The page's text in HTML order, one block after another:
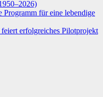
für eine lebendige
erfolgreiches Pilotprojekt